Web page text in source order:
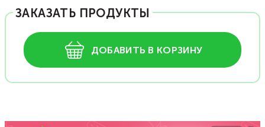
ЗАКАЗАТЬ ПРОДУКТЫ
ДОБАВИТЬ В КОРЗИНУ